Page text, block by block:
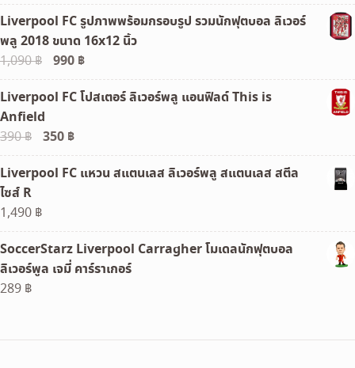
Liverpool FC รูปภาพพร้อมกรอบรูป รวมนักฟุตบอล ลิเวอร์
พลู 2018 ขนาด 16x12 นิ้ว
1,090฿
Original
price
was:
990 ฿Current
price
is:
Liverpool FC โปสเตอร์ ลิเวอร์พลู แอนฟิลด์ This is
Anfield
390฿
Original
price
was:
350 ฿Current
price
is:
Liverpool FC แหวน สแตนเลส ลิเวอร์พลู สแตนเลส สตีล
ไซส์ R
1,490 ฿
SoccerStarz Liverpool Carragher โมเดลนักฟุตบอล
ลิเวอร์พูล เจมี่ คาร์ราเกอร์
289 ฿